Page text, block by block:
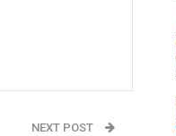
NEXT POST